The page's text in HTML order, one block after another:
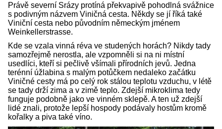
Právě severní Srázy protíná překvapivě pohodlná svážnice
s podivným názvem Viničná cesta. Někdy se jí říká také
Viniční cesta nebo původním německým jménem
Weinkellerstrasse.
Kde se vzala vinná réva ve studených horách? Nikdy tady
samozřejmě nerostla, ale vzpomněli si na ni místní
usedlíci, kteří si pečlivě všímali přírodních jevů. Jedna
terénní úžlabina s malým potůčkem nedaleko začátku
Viničné cesty má po celý rok stálou teplotu vzduchu, v létě
se tady drží zima a v zimě teplo. Zdejší mikroklima tedy
funguje podobně jako ve vinném sklepě. A ten už zdejší
lidé znali, protože lepší hospody podávaly hostům kromě
kořalky a piva také víno.